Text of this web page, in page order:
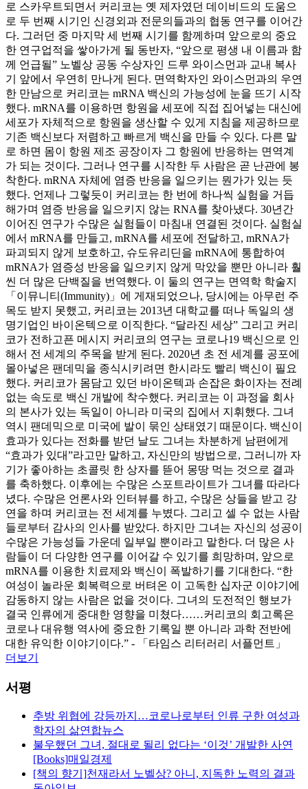
로 스카우트되면서 커리코는 옛 제자였던 데이비드의 도움으
로 두 번째 시기인 신경외과 전문의들과의 협동 연구를 이어간
다. 그러던 중 마지막 세 번째 시기를 함께하며 앞으로의 중요
한 연구업적을 쌓아가게 될 동반자, “앞으로 평생 내 이름과 함
께 언급될” 노벨상 공동 수상자인 드루 와이스먼과 교내 복사
기 앞에서 우연히 만나게 된다. 면역학자인 와이스먼과의 우연
한 만남으로 커리코는 mRNA 백신의 가능성에 눈을 뜨기 시작
했다. mRNA를 이용하면 항원을 세포에 직접 집어넣는 대신에
세포가 자체적으로 항원을 생산할 수 있게 지침을 제공하므로
기존 백신보다 저렴하고 빠르게 백신을 만들 수 있다. 다른 말
로 하면 몸이 항원 제조 공장이자 그 항원에 반응하는 면역계
가 되는 것이다. 그러나 연구를 시작한 두 사람은 곧 난관에 봉
착한다. mRNA 자체에 염증 반응을 일으키는 뭔가가 있는 듯
했다. 언제나 그렇듯이 커리코는 한 번에 하나씩 실험을 거듭
해가며 염증 반응을 일으키지 않는 RNA를 찾아냈다. 30년간
이어진 연구가 수많은 실험들이 마침내 연결된 것이다. 실험실
에서 mRNA를 만들고, mRNA를 세포에 전달하고, mRNA가
파괴되지 않게 보호하고, 슈도유리딘을 mRNA에 통합하여
mRNA가 염증성 반응을 일으키지 않게 막았을 뿐만 아니라 훨
씬 더 많은 단백질을 번역했다. 이 둘의 연구는 면역학 학술지
「이뮤니티(Immunity)」에 게재되었으나, 당시에는 아무런 주
목도 받지 못했고, 커리코는 2013년 대학교를 떠나 독일의 생
명기업인 바이온텍으로 이직한다. “달라진 세상” 그리고 커리
코가 전하고픈 메시지 커리코의 연구는 코로나19 백신으로 인
해서 전 세계의 주목을 받게 된다. 2020년 초 전 세계를 공포에
몰아넣은 팬데믹을 종식시키려면 한시라도 빨리 백신이 필요
했다. 커리코가 몸담고 있던 바이온텍과 손잡은 화이자는 전례
없는 속도로 백신 개발에 착수했다. 커리코는 이 과정을 회사
의 본사가 있는 독일이 아니라 미국의 집에서 지휘했다. 그녀
역시 팬데믹으로 미국에 발이 묶인 상태였기 때문이다. 백신이
효과가 있다는 전화를 받던 날도 그녀는 차분하게 남편에게
“효과가 있대”라고만 말하고, 자신만의 방법으로, 그러니까 자
기가 좋아하는 초콜릿 한 상자를 뜯어 몽땅 먹는 것으로 결과
를 축하했다. 이후에는 수많은 스포트라이트가 그녀를 따라다
녔다. 수많은 언론사와 인터뷰를 하고, 수많은 상들을 받고 강
연을 하며 커리코는 전 세계를 누볐다. 그리고 셀 수 없는 사람
들로부터 감사의 인사를 받았다. 하지만 그녀는 자신의 성공이
수많은 가능성들 가운데 일부일 뿐이라고 말한다. 더 많은 사
람들이 더 다양한 연구를 이어갈 수 있기를 희망하며, 앞으로
mRNA를 이용한 치료제와 백신이 폭발하기를 기대한다. “한
여성이 놀라운 회복력으로 버텨온 이 고독한 십자군 이야기에
감동하지 않는 사람은 없을 것이다. 그녀의 도전적인 행보가
결국 인류에게 중대한 영향을 미쳤다……커리코의 회고록은
코로나 대유행 역사에 중요한 기록일 뿐 아니라 과학 전반에
대한 유익한 이야기이다.” - 「타임스 리터러리 서플먼트」
더보기
서평
추방 위협에 강등까지…코로나로부터 인류 구한 여성과
학자의 삶연합뉴스
불우했던 그녀, 절대로 될리 없다는 ‘이것’ 개발한 사연
[Books]매일경제
[책의 향기]천재라서 노벨상? 아니, 지독한 노력의 결과